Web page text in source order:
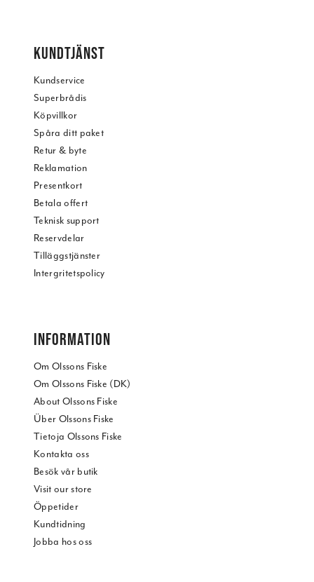
KUNDTJÄNST
Kundservice
Superbrådis
Köpvillkor
Spåra ditt paket
Retur & byte
Reklamation
Presentkort
Betala offert
Teknisk support
Reservdelar
Tilläggstjänster
Intergritetspolicy
INFORMATION
Om Olssons Fiske
Om Olssons Fiske (DK)
About Olssons Fiske
Über Olssons Fiske
Tietoja Olssons Fiske
Kontakta oss
Besök vår butik
Visit our store
Öppetider
Kundtidning
Jobba hos oss